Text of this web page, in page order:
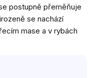
postupně přeměňuje
se nachází
mase a v rybách